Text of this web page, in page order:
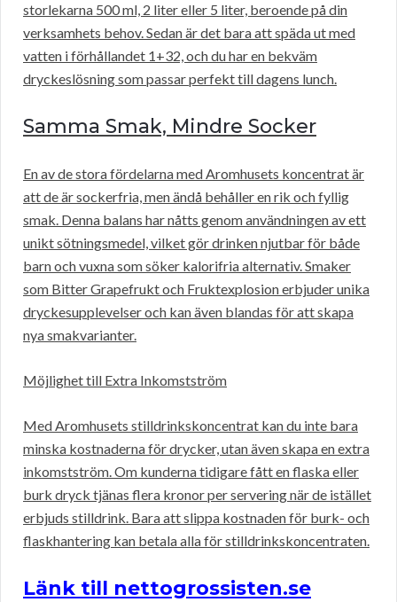
storlekarna 500 ml, 2 liter eller 5 liter, beroende på din
verksamhets behov. Sedan är det bara att späda ut med
vatten i förhållandet 1+32, och du har en bekväm
dryckeslösning som passar perfekt till dagens lunch.
Samma Smak, Mindre Socker
En av de stora fördelarna med Aromhusets koncentrat är
att de är sockerfria, men ändå behåller en rik och fyllig
smak. Denna balans har nåtts genom användningen av ett
unikt sötningsmedel, vilket gör drinken njutbar för både
barn och vuxna som söker kalorifria alternativ. Smaker
som Bitter Grapefrukt och Fruktexplosion erbjuder unika
dryckesupplevelser och kan även blandas för att skapa
nya smakvarianter.
Möjlighet till Extra Inkomstström
Med Aromhusets stilldrinkskoncentrat kan du inte bara
minska kostnaderna för drycker, utan även skapa en extra
inkomstström. Om kunderna tidigare fått en flaska eller
burk dryck tjänas flera kronor per servering när de istället
erbjuds stilldrink. Bara att slippa kostnaden för burk- och
flaskhantering kan betala alla för stilldrinkskoncentraten.
Länk till nettogrossisten.se